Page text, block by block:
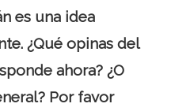
es una idea
¿Qué opinas del
ahora? ¿O
Por favor